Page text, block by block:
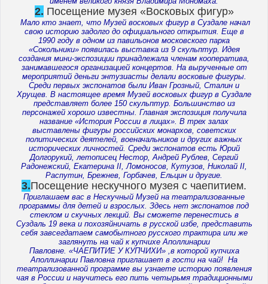
2. Посещение музея «Восковых фигур»
Мало кто знает, что Музей восковых фигур в Суздале начал
свою историю задолго до официального открытия. Еще в
1990 году в одном из павильонов московского парка
«Сокольники» появилась выставка из 9 скульптур. Идея
создания мини-экспозиции принадлежала членам кооператива,
занимавшегося организацией концертов. На вырученные от
мероприятий деньги энтузиасты делали восковые фигуры.
Среди первых экспонатов были Иван Грозный, Сталин и
Хрущев. В настоящее время Музей восковых фигур в Суздале
представляет более 150 скульптур. Большинство из
персонажей хорошо известны. Главная экспозиция получила
название «История России в лицах». В трех залах
выставлены фигуры российских монархов, советских
политических деятелей, военачальников и других важных
исторических личностей. Среди экспонатов есть Юрий
Долгорукий, летописец Нестор, Андрей Рублев, Сергий
Радонежский, Екатерина II, Ломоносов, Кутузов, Николай II,
Распутин, Брежнев, Горбачев, Ельцин и другие.
3.Посещение нескучного музея с чаепитием.
Приглашаем вас в Нескучный Музей на театрализованные
программы для детей и взрослых. Здесь нет экспонатов под
стеклом и скучных лекций. Вы сможете перенестись в
Суздаль 19 века и похозяйничать в русской избе, представить
себя завсегдатаем самобытного русского трактира или же
заглянуть на чай к купчихе Аполлинарии
Павловне. «ЧАЕПИТИЕ У КУПЧИХИ» ,в которой купчиха
Аполлинарии Павловна приглашает в гости на чай! На
театрализованной программе вы узнаете историю появления
чая в России и научитесь его пить четырьмя традиционными